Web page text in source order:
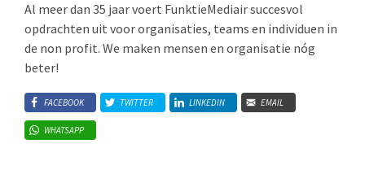
Al meer dan 35 jaar voert FunktieMediair succesvol
opdrachten uit voor organisaties, teams en individuen in
de non profit. We maken mensen en organisatie nóg
beter!
FACEBOOK TWITTER LINKEDIN EMAIL
WHATSAPP